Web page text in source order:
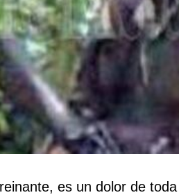
es un dolor de toda